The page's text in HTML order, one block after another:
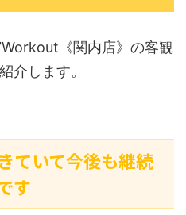
《関内店》の客観
介します。
ていて今後も継続
す